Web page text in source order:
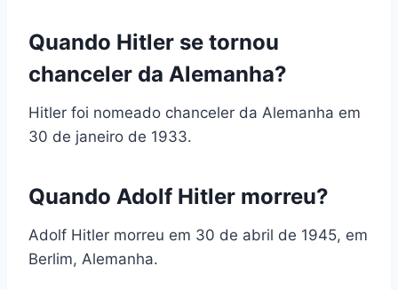
Quando Hitler se tornou
chanceler da Alemanha?
Hitler foi nomeado chanceler da Alemanha em
30 de janeiro de 1933.
Quando Adolf Hitler morreu?
Adolf Hitler morreu em 30 de abril de 1945, em
Berlim, Alemanha.